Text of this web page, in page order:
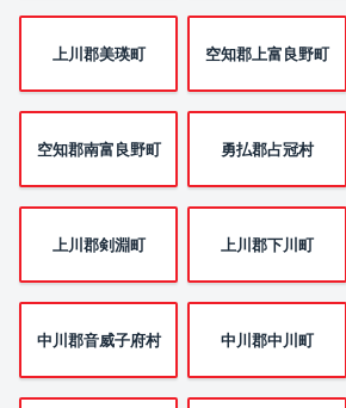
上川郡美瑛町 空知郡上富良野町
空知郡南富良野町 勇払郡占冠村
上川郡剣淵町 上川郡下川町
中川郡音威子府村 中川郡中川町